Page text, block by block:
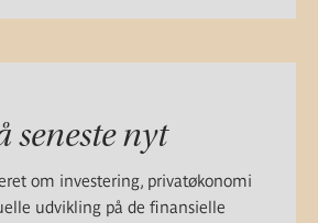
seneste nyt
om investering, privatøkonomi
udvikling på de finansielle